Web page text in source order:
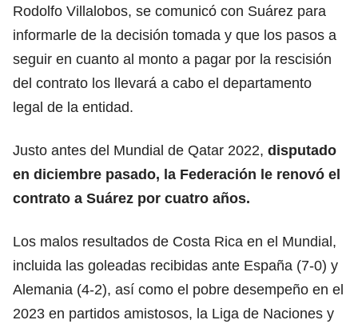
Rodolfo Villalobos, se comunicó con Suárez para
informarle de la decisión tomada y que los pasos a
seguir en cuanto al monto a pagar por la rescisión
del contrato los llevará a cabo el departamento
legal de la entidad.
Justo antes del Mundial de Qatar 2022, disputado
en diciembre pasado, la Federación le renovó el
contrato a Suárez por cuatro años.
Los malos resultados de Costa Rica en el Mundial,
incluida las goleadas recibidas ante España (7-0) y
Alemania (4-2), así como el pobre desempeño en el
2023 en partidos amistosos, la Liga de Naciones y